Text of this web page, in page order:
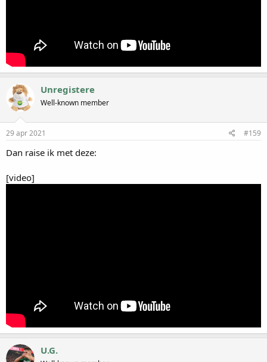
Unregistere
Well-known member
29 apr 2021 #159
Dan raise ik met deze:
[video]
U.G.